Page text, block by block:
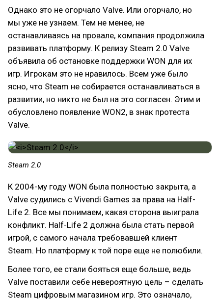
Однако это не огорчало Valve. Или огорчало, но
мы уже не узнаем. Тем не менее, не
останавливаясь на провале, компания продолжила
развивать платформу. К релизу Steam 2.0 Valve
объявила об остановке поддержки WON для их
игр. Игрокам это не нравилось. Всем уже было
ясно, что Steam не собирается останавливаться в
развитии, но никто не был на это согласен. Этим и
обусловлено появление WON2, в знак протеста
Valve.
Steam 2.0
К 2004-му году WON была полностью закрыта, а
Valve судились с Vivendi Games за права на Half-
Life 2. Все мы понимаем, какая сторона выиграла
конфликт. Half-Life 2 должна была стать первой
игрой, с самого начала требовавшей клиент
Steam. Но платформу к той поре еще не полюбили.
Более того, ее стали бояться еще больше, ведь
Valve поставили себе невероятную цель – сделать
Steam цифровым магазином игр. Это означало,